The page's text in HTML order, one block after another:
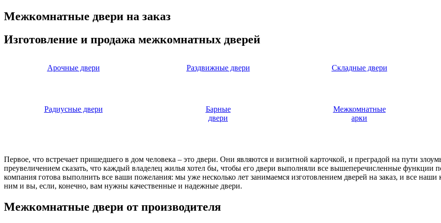
Межкомнатные двери на заказ
Изготовление и продажа межкомнатных дверей
Арочные двери Раздвижные двери Складные двери
Радиусные двери
Барные
двери
Межкомнатные
арки
Первое, что встречает пришедшего в дом человека – это двери. Они являются и визитной карточкой, и преградой на пути
преувеличением сказать, что каждый владелец жилья хотел бы, чтобы его двери выполняли все вышеперечисленные
компания готова выполнить все ваши пожелания: мы уже несколько лет занимаемся изготовлением дверей на заказ, и все
ним и вы, если, конечно, вам нужны качественные и надежные двери.
Межкомнатные двери от производителя